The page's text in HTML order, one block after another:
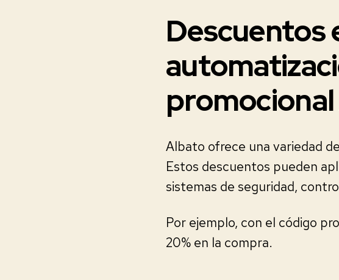
Descuentos
Albato ofrece una variedad
Estos descuentos pueden
sistemas de seguridad,
Por ejemplo, con el código
20% en la compra.